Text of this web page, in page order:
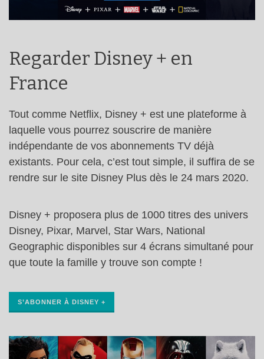
Regarder Disney + en
France
Tout comme Netflix, Disney + est une plateforme à
laquelle vous pourrez souscrire de manière
indépendante de vos abonnements TV déjà
existants. Pour cela, c’est tout simple, il suffira de se
rendre sur le site Disney Plus dès le 24 mars 2020.
Disney + proposera plus de 1000 titres des univers
Disney, Pixar, Marvel, Star Wars, National
Geographic disponibles sur 4 écrans simultané pour
que toute la famille y trouve son compte !
S’ABONNER À DISNEY +